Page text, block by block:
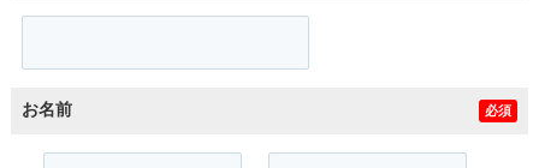
お名前 必須